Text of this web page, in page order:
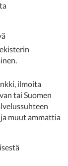
ilmoita
tai Suomen
muut ammattia